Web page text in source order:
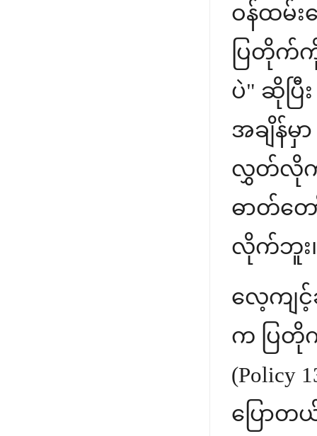
ဝန်ထမ်း
ပြတိုက်
ပဲ" ဆိုပြီ
အချိန်
လွှတ်လိုက်
ဓာတ်တ
လိုက်ဘူး
လေ့ကျင့်
က ပြတို
(Policy
ပြောတ